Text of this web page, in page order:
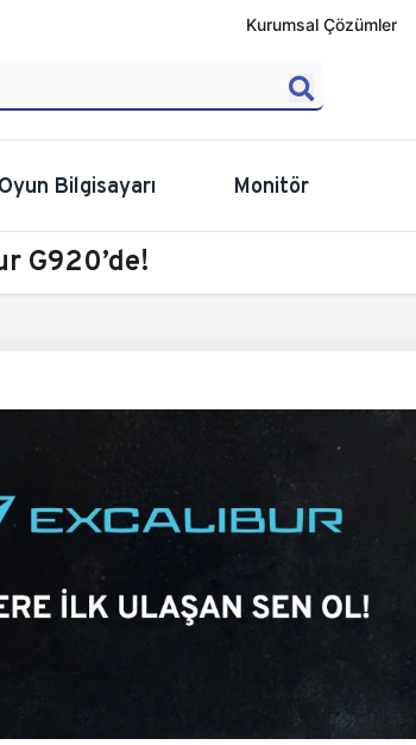
Kurumsal Çözümler
Oyun Bilgisayarı Monitör
G920’de!